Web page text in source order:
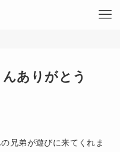
ありがとう
兄弟が遊びに来てくれま